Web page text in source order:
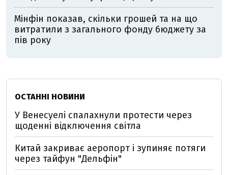
Мінфін показав, скільки грошей та на що
витратили з загального фонду бюджету за
пів року
ОСТАННІ НОВИНИ
У Венесуелі спалахнули протести через
щоденні відключення світла
Китай закриває аеропорт і зупиняє потяги
через тайфун "Дельфін"